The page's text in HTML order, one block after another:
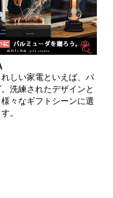
しい家電といえば、バ
洗練されたデザインと
々なギフトシーンに選
。